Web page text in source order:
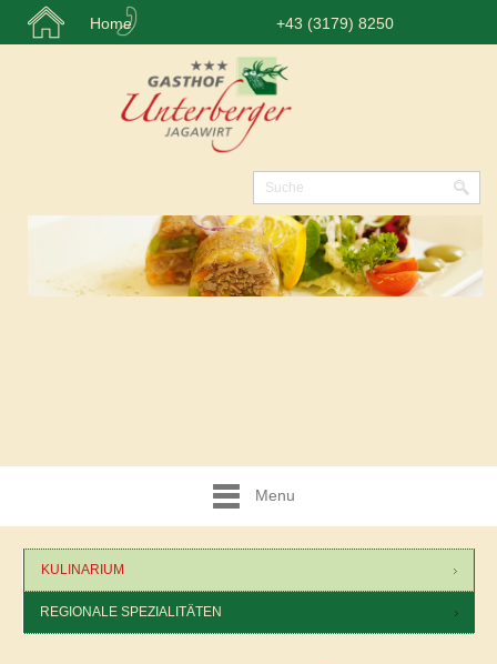
+43 (3179) 8250
Home
Menu
KULINARIUM
REGIONALE SPEZIALITÄTEN